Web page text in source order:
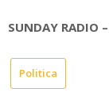
SUNDAY RADIO
Politica